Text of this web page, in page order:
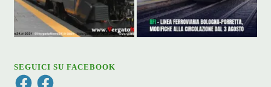
SEGUICI SU FACEBOOK
FacebookFacebook